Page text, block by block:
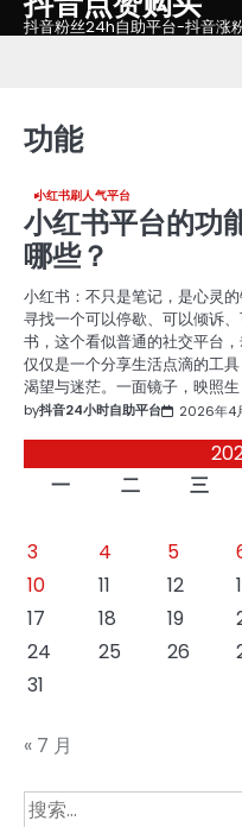
抖音粉丝24h自助平台-抖音涨
功能
小红书刷人气平台
小红书平台的功
哪些？
小红书：不只是笔记，是心灵
寻找一个可以停歇、可以倾诉
书，这个看似普通的社交平台
仅仅是一个分享生活点滴的工
渴望与迷茫。一面镜子，映照生
by抖音24小时自助平台 2026年4
一
二 三
3
4 5
10
11 12
17
18 19
24
25 26
31
« 7 月
搜